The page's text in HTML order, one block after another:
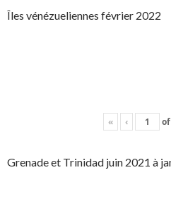
Îles vénézueliennes février 2022
« ‹ of
Grenade et Trinidad juin 2021 à